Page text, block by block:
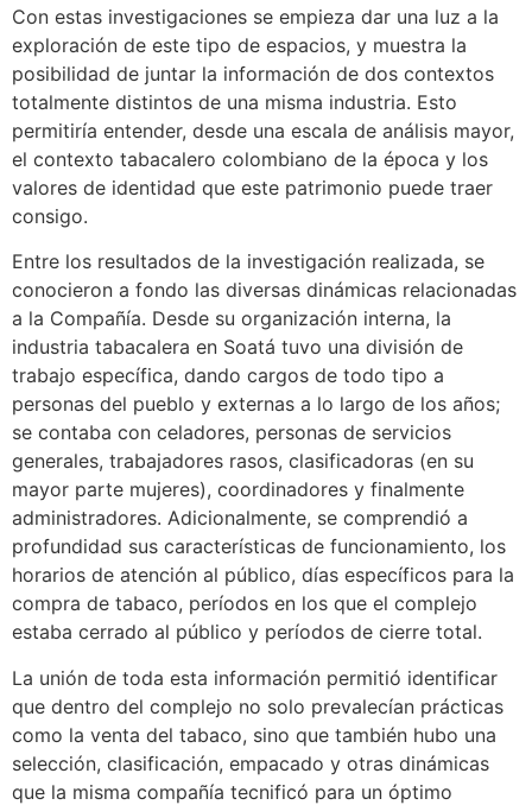
Con estas investigaciones se empieza dar una luz a la
exploración de este tipo de espacios, y muestra la
posibilidad de juntar la información de dos contextos
totalmente distintos de una misma industria. Esto
permitiría entender, desde una escala de análisis mayor,
el contexto tabacalero colombiano de la época y los
valores de identidad que este patrimonio puede traer
consigo.
Entre los resultados de la investigación realizada, se
conocieron a fondo las diversas dinámicas relacionadas
a la Compañía. Desde su organización interna, la
industria tabacalera en Soatá tuvo una división de
trabajo específica, dando cargos de todo tipo a
personas del pueblo y externas a lo largo de los años;
se contaba con celadores, personas de servicios
generales, trabajadores rasos, clasificadoras (en su
mayor parte mujeres), coordinadores y finalmente
administradores. Adicionalmente, se comprendió a
profundidad sus características de funcionamiento, los
horarios de atención al público, días específicos para la
compra de tabaco, períodos en los que el complejo
estaba cerrado al público y períodos de cierre total.
La unión de toda esta información permitió identificar
que dentro del complejo no solo prevalecían prácticas
como la venta del tabaco, sino que también hubo una
selección, clasificación, empacado y otras dinámicas
que la misma compañía tecnificó para un óptimo